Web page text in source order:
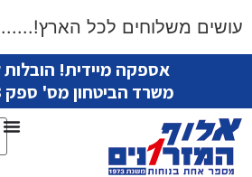
עושים משלוחים לכל
אספקה מיידית!
משרד הביטחון מס' ספק 11007593